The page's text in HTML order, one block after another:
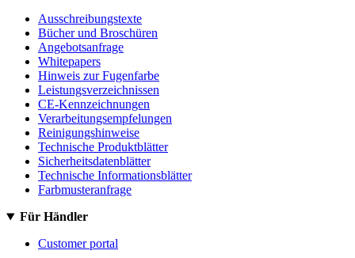
Ausschreibungstexte
Bücher und Broschüren
Angebotsanfrage
Whitepapers
Hinweis zur Fugenfarbe
Leistungsverzeichnissen
CE-Kennzeichnungen
Verarbeitungsempfelungen
Reinigungshinweise
Technische Produktblätter
Sicherheitsdatenblätter
Technische Informationsblätter
Farbmusteranfrage
Für Händler
Customer portal